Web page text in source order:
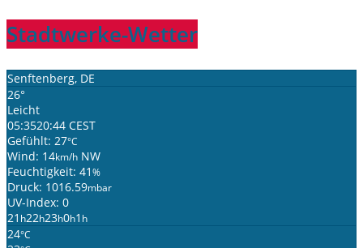
Stadtwerke-Wetter
Senftenberg, DE
26°
Leicht
05:3520:44 CEST
Gefühlt: 27°C
Wind: 14km/h NW
Feuchtigkeit: 41 %
Druck: 1016.59mbar
UV-Index: 0
21 h22h23h0h1 h
24°C